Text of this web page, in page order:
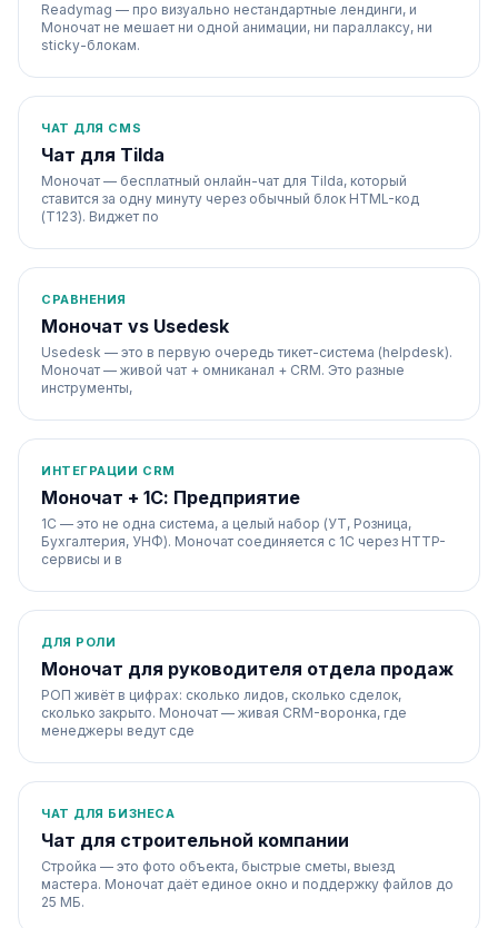
Readymag — про визуально нестандартные лендинги, и
Моночат не мешает ни одной анимации, ни параллаксу, ни
sticky-блокам.
ЧАТ ДЛЯ CMS
Чат для Tilda
Моночат — бесплатный онлайн-чат для Tilda, который
ставится за одну минуту через обычный блок HTML-код
(T123). Виджет по
СРАВНЕНИЯ
Моночат vs Usedesk
Usedesk — это в первую очередь тикет-система (helpdesk).
Моночат — живой чат + омниканал + CRM. Это разные
инструменты,
ИНТЕГРАЦИИ CRM
Моночат + 1С: Предприятие
1С — это не одна система, а целый набор (УТ, Розница,
Бухгалтерия, УНФ). Моночат соединяется с 1С через HTTP-
сервисы и в
ДЛЯ РОЛИ
Моночат для руководителя отдела продаж
РОП живёт в цифрах: сколько лидов, сколько сделок,
сколько закрыто. Моночат — живая CRM-воронка, где
менеджеры ведут сде
ЧАТ ДЛЯ БИЗНЕСА
Чат для строительной компании
Стройка — это фото объекта, быстрые сметы, выезд
мастера. Моночат даёт единое окно и поддержку файлов до
25 МБ.